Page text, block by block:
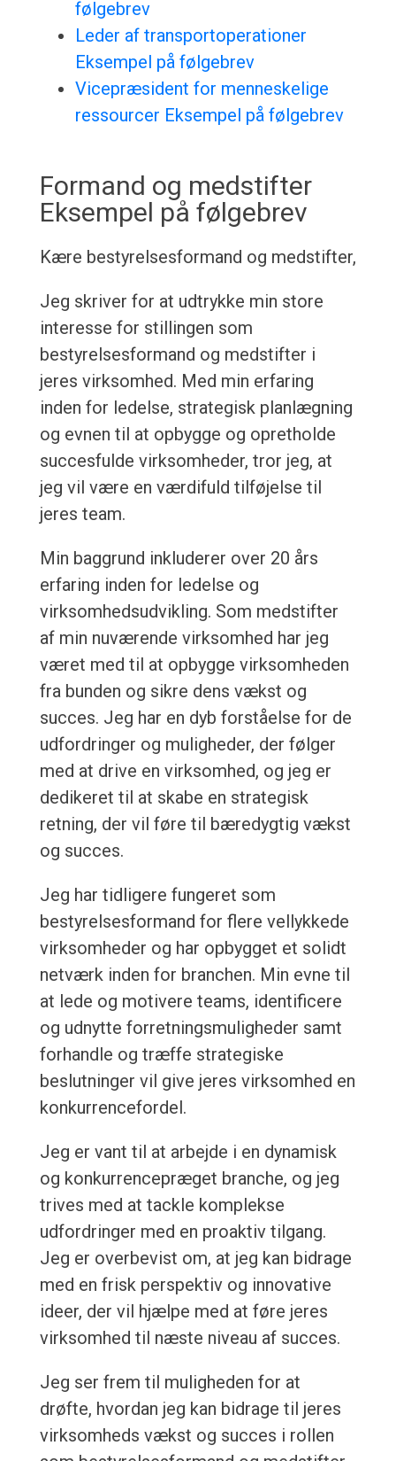
følgebrev
Leder af transportoperationer
Eksempel på følgebrev
Vicepræsident for menneskelige
ressourcer Eksempel på følgebrev
Formand og medstifter
Eksempel på følgebrev
Kære bestyrelsesformand og medstifter,
Jeg skriver for at udtrykke min store
interesse for stillingen som
bestyrelsesformand og medstifter i
jeres virksomhed. Med min erfaring
inden for ledelse, strategisk planlægning
og evnen til at opbygge og opretholde
succesfulde virksomheder, tror jeg, at
jeg vil være en værdifuld tilføjelse til
jeres team.
Min baggrund inkluderer over 20 års
erfaring inden for ledelse og
virksomhedsudvikling. Som medstifter
af min nuværende virksomhed har jeg
været med til at opbygge virksomheden
fra bunden og sikre dens vækst og
succes. Jeg har en dyb forståelse for de
udfordringer og muligheder, der følger
med at drive en virksomhed, og jeg er
dedikeret til at skabe en strategisk
retning, der vil føre til bæredygtig vækst
og succes.
Jeg har tidligere fungeret som
bestyrelsesformand for flere vellykkede
virksomheder og har opbygget et solidt
netværk inden for branchen. Min evne til
at lede og motivere teams, identificere
og udnytte forretningsmuligheder samt
forhandle og træffe strategiske
beslutninger vil give jeres virksomhed en
konkurrencefordel.
Jeg er vant til at arbejde i en dynamisk
og konkurrencepræget branche, og jeg
trives med at tackle komplekse
udfordringer med en proaktiv tilgang.
Jeg er overbevist om, at jeg kan bidrage
med en frisk perspektiv og innovative
ideer, der vil hjælpe med at føre jeres
virksomhed til næste niveau af succes.
Jeg ser frem til muligheden for at
drøfte, hvordan jeg kan bidrage til jeres
virksomheds vækst og succes i rollen